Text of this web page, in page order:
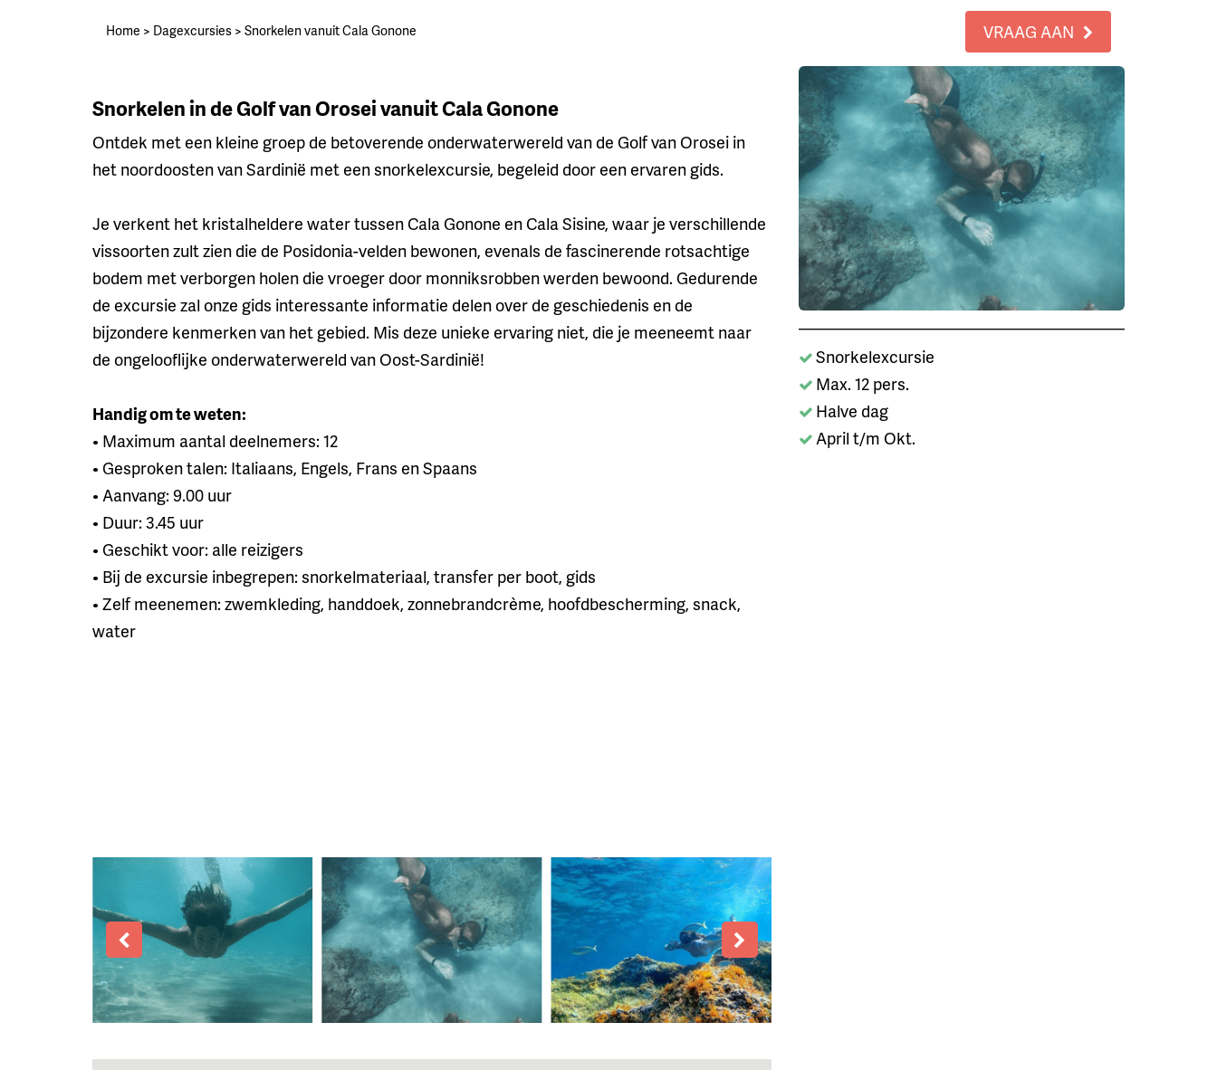
Home > Dagexcursies > Snorkelen vanuit Cala Gonone VRAAG AAN
Snorkelen in de Golf van Orosei vanuit Cala Gonone
Ontdek met een kleine groep de betoverende onderwaterwereld van de Golf van Orosei in
het noordoosten van Sardinië met een snorkelexcursie, begeleid door een ervaren gids.
Je verkent het kristalheldere water tussen Cala Gonone en Cala Sisine, waar je verschillende
vissoorten zult zien die de Posidonia-velden bewonen, evenals de fascinerende rotsachtige
bodem met verborgen holen die vroeger door monniksrobben werden bewoond. Gedurende
de excursie zal onze gids interessante informatie delen over de geschiedenis en de
bijzondere kenmerken van het gebied. Mis deze unieke ervaring niet, die je meeneemt naar
de ongelooflijke onderwaterwereld van Oost-Sardinië!
Handig om te weten:
• Maximum aantal deelnemers: 12
• Gesproken talen: Italiaans, Engels, Frans en Spaans
• Aanvang: 9.00 uur
• Duur: 3.45 uur
• Geschikt voor: alle reizigers
• Bij de excursie inbegrepen: snorkelmateriaal, transfer per boot, gids
• Zelf meenemen: zwemkleding, handdoek, zonnebrandcrème, hoofdbescherming, snack,
water
Snorkelexcursie
Max. 12 pers.
Halve dag
April t/m Okt.